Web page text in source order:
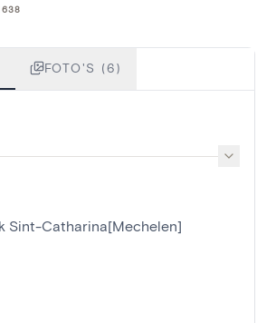
FOTO'S (6)
Sint-Catharina[Mechelen]